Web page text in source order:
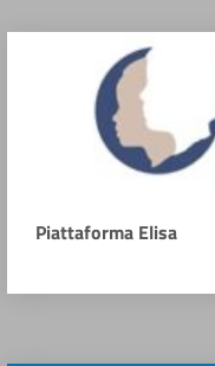
Piattaforma Elisa